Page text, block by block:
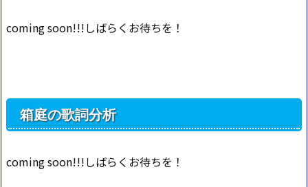
coming soon!!!しばらくお待ちを！
箱庭の歌詞分析
coming soon!!!しばらくお待ちを！